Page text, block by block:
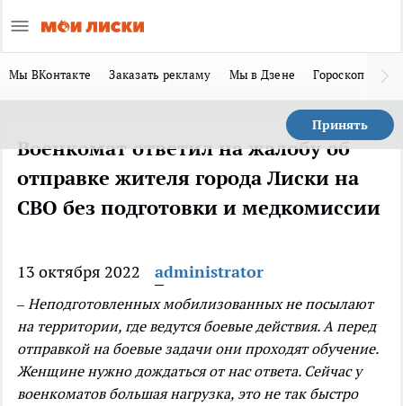
Мы ВКонтакте Заказать рекламу Мы в Дзене Гороскоп
Принять
Военкомат ответил на жалобу об
отправке жителя города Лиски на
СВО без подготовки и медкомиссии
13 октября 2022 administrator
– Неподготовленных мобилизованных не посылают
на территории, где ведутся боевые действия. А перед
отправкой на боевые задачи они проходят обучение.
Женщине нужно дождаться от нас ответа. Сейчас у
военкоматов большая нагрузка, это не так быстро